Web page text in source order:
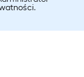
.